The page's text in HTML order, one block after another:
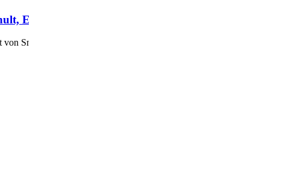
Eingang VV8/VV7
von Smålandsleden VV8 und Västra Vätterleden nördlich in Richtung